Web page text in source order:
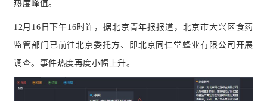
热度峰值。
12月16日下午16时许，据北京青年报报道，北京市大兴区食药
监管部门已前往北京委托方、即北京同仁堂蜂业有限公司开展
调查。事件热度再度小幅上升。